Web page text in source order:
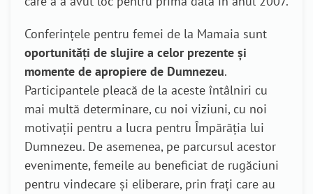
Conferințele pentru femei de la Mamaia sunt
oportunități de slujire a celor prezente și
momente de apropiere de Dumnezeu.
Participantele pleacă de la aceste întâlniri cu
mai multă determinare, cu noi viziuni, cu noi
motivații pentru a lucra pentru Împărăția lui
Dumnezeu. De asemenea, pe parcursul acestor
evenimente, femeile au beneficiat de rugăciuni
pentru vindecare și eliberare, prin frați care au